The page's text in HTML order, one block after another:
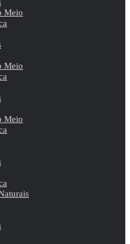
Meio
Meio
Meio